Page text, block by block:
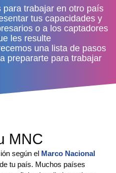
trabajar en otro país
tus capacidades y
o a los captadores
les resulte
una lista de pasos
prepararte para trabajar
MNC
según el Marco Nacional
de tu país. Muchos países